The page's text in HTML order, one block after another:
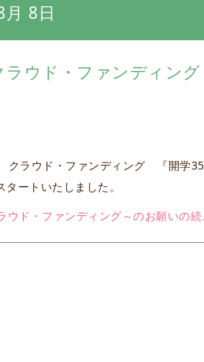
8日
ラウド・ファンディン
クラウド・ファンディング 『開学
タートいたしました。
ウド・ファンディング～のお願いの